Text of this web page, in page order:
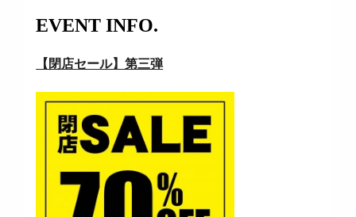
EVENT INFO.
【閉店セール】第三弾